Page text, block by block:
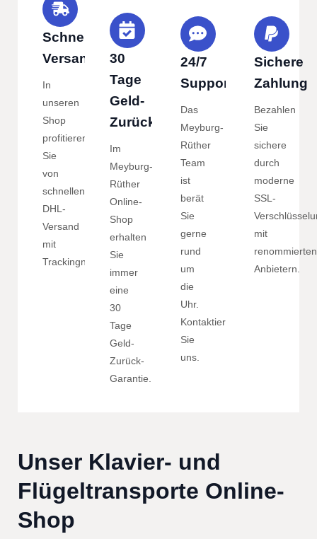
Schneller
Versand
In
unseren
Shop
profitieren
Sie
von
schnellen
DHL-
Versand
mit
Trackingnummer.
30
Tage
Geld-
Zurück
Im
Meyburg-
Rüther
Online-
Shop
erhalten
Sie
immer
eine
30
Tage
Geld-
Zurück-
Garantie.
24/7
Support
Das
Meyburg-
Rüther
Team
ist
berät
Sie
gerne
rund
um
die
Uhr.
Kontaktieren
Sie
uns.
Sichere
Zahlung
Bezahlen
Sie
sichere
durch
moderne
SSL-
mit
renommierten
Anbietern.
Unser Klavier- und
Flügeltransporte Online-
Shop